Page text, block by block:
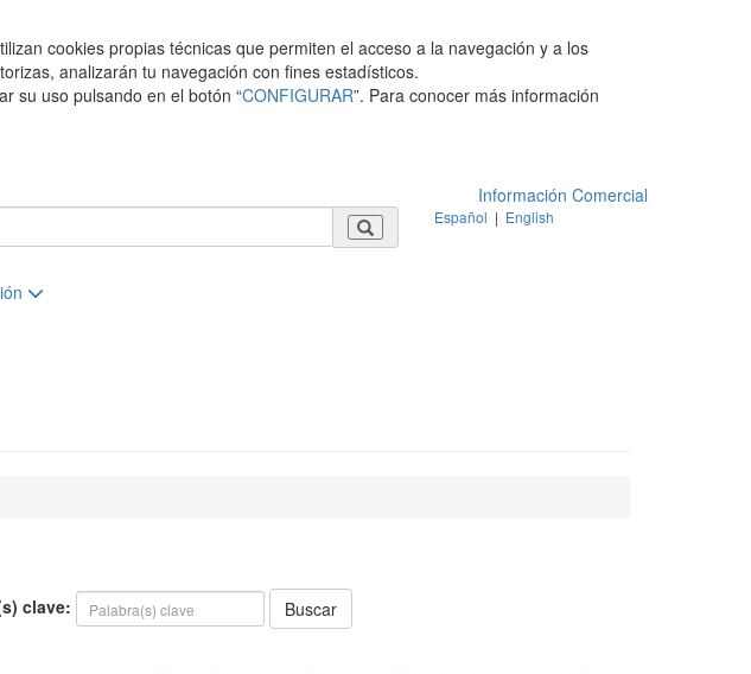
cookies propias técnicas que permiten el acceso a la navegación y a los
analizarán tu navegación con fines estadísticos.
su uso pulsando en el botón “CONFIGURAR”. Para conocer más información
Información Comercial
Español | English
clave: Buscar